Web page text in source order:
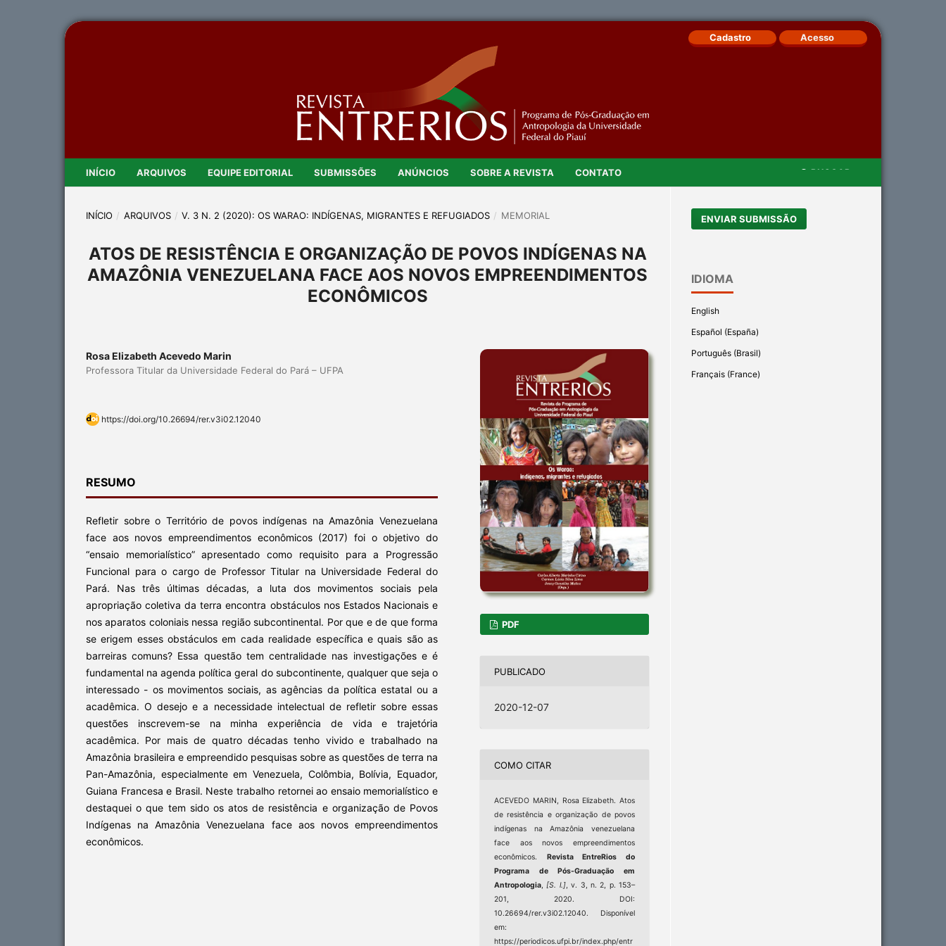
INÍCIO ARQUIVOS EQUIPE EDITORIAL SUBMISSÕES ANÚNCIOS SOBRE A REVISTA CONTATO BUSCAR
Cadastro Acesso
INÍCIO / ARQUIVOS / V. 3 N. 2 (2020): OS WARAO: INDÍGENAS, MIGRANTES E REFUGIADOS / MEMORIAL
ATOS DE RESISTÊNCIA E ORGANIZAÇÃO DE POVOS INDÍGENAS NA
AMAZÔNIA VENEZUELANA FACE AOS NOVOS EMPREENDIMENTOS
ECONÔMICOS
Rosa Elizabeth Acevedo Marin
Professora Titular da Universidade Federal do Pará – UFPA
https://doi.org/10.26694/rer.v3i02.12040
RESUMO
Refletir sobre o Território de povos indígenas na Amazônia Venezuelana
face aos novos empreendimentos econômicos (2017) foi o objetivo do
“ensaio memorialístico” apresentado como requisito para a Progressão
Funcional para o cargo de Professor Titular na Universidade Federal do
Pará. Nas três últimas décadas, a luta dos movimentos sociais pela
apropriação coletiva da terra encontra obstáculos nos Estados Nacionais e
nos aparatos coloniais nessa região subcontinental. Por que e de que forma
se erigem esses obstáculos em cada realidade específica e quais são as
barreiras comuns? Essa questão tem centralidade nas investigações e é
fundamental na agenda política geral do subcontinente, qualquer que seja o
interessado - os movimentos sociais, as agências da política estatal ou a
acadêmica. O desejo e a necessidade intelectual de refletir sobre essas
questões inscrevem-se na minha experiência de vida e trajetória
acadêmica. Por mais de quatro décadas tenho vivido e trabalhado na
Amazônia brasileira e empreendido pesquisas sobre as questões de terra na
Pan-Amazônia, especialmente em Venezuela, Colômbia, Bolívia, Equador,
Guiana Francesa e Brasil. Neste trabalho retornei ao ensaio memorialístico e
destaquei o que tem sido os atos de resistência e organização de Povos
Indígenas na Amazônia Venezuelana face aos novos empreendimentos
econômicos.
PDF
PUBLICADO
2020-12-07
COMO CITAR
ACEVEDO MARIN, Rosa Elizabeth. Atos
de resistência e organização de povos
indígenas na Amazônia venezuelana
face aos novos empreendimentos
econômicos. Revista EntreRios do
Programa de Pós-Graduação em
Antropologia,[S. l.], v. 3, n. 2, p. 153–
201, 2020. DOI:
10.26694/rer.v3i02.12040. Disponível
em:
https://periodicos.ufpi.br/index.php/entr
ENVIAR SUBMISSÃO
IDIOMA
English
Español (España)
Português (Brasil)
Français (France)